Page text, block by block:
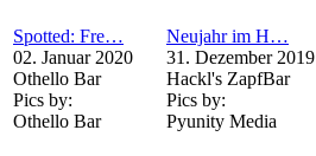
Spotted: Fre…
02. Januar 2020
Othello Bar
Pics by:
Othello Bar
Neujahr im H…
31. Dezember 2019
Hackl's ZapfBar
Pics by:
Pyunity Media